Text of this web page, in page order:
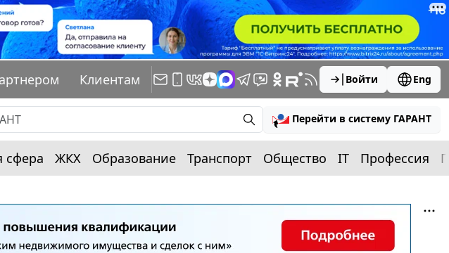
Клиентам Войти Eng
Перейти в систему ГАРАНТ
сфера ЖКХ Образование Транспорт Общество IT Профессия